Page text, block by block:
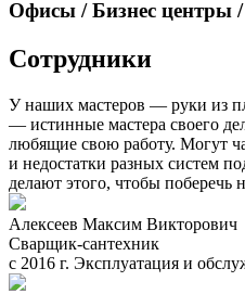
Офисы / Бизнес центры
Сотрудники
У наших мастеров — руки из
— истинные мастера своего
любящие свою работу. Могут
и недостатки разных систем
делают этого, чтобы поберечь
Алексеев Максим Викторович
Сварщик-сантехник
с 2016 г. Эксплуатация и